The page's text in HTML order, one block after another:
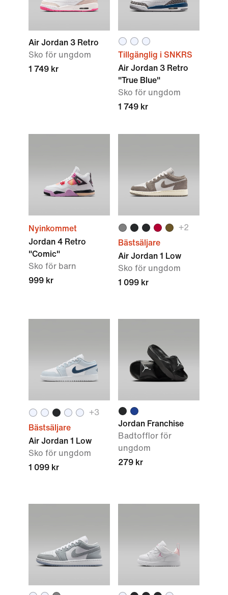
Air Jordan 3 Retro
Sko för ungdom
1 749 kr
Tillgänglig i SNKRS
Air Jordan 3 Retro
"True Blue"
Sko för ungdom
1 749 kr
Nyinkommet
Jordan 4 Retro
"Comic"
Sko för barn
999 kr
+2
Bästsäljare
Air Jordan 1 Low
Sko för ungdom
1 099 kr
+3
Bästsäljare
Air Jordan 1 Low
Sko för ungdom
1 099 kr
Jordan Franchise
Badtofflor för
ungdom
279 kr